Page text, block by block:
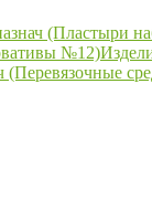
(Пластыри
№12)
(Перевязочные